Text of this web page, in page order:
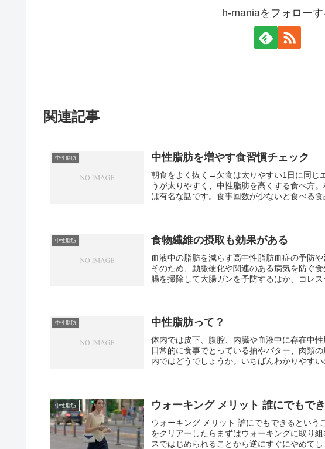
h-maniaをフォローす
関連記事
中性脂肪 中性脂肪を増やす食習慣チェック
朝食をよく抜く→欠食は太りやすい1日に同じ
うが太りやすく、中性脂肪を高くする食べ方
は有名な話です。食事回数が少ないと食べる
中性脂肪 食物繊維の摂取も効果がある
血液中の脂肪を減らす高中性脂肪血症の予防
そのため、動脈硬化や関連のある病気を防ぐ
腸を掃除して大腸ガンを予防するはか、コレス
中性脂肪 中性脂肪って？
体内では皮下、腹腔、内臓や血液中に存在中
日常的に食事でとっている抽やバター、肉類
内ではどうでしょうか。いちばんわかりやす
中性脂肪 ウォーキング メリット 誰にでもで
ウォーキング メリット 誰にでもできるとい
をクリアーしたらまずはウォーキングに取り
スではじめられることから逆にすぐにやめてし